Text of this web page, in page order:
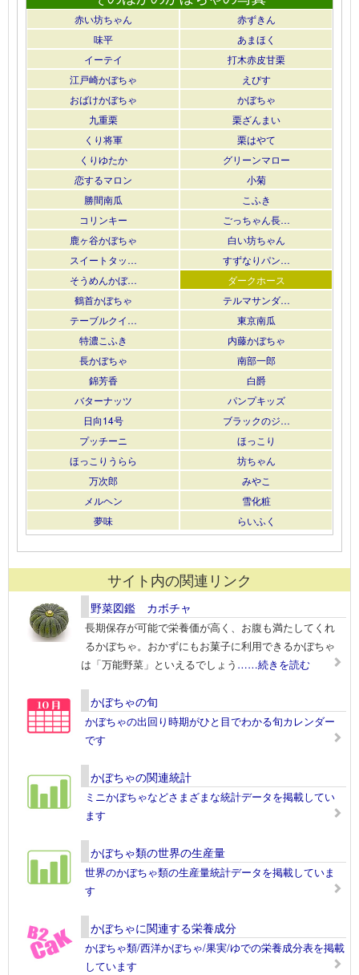
赤い坊ちゃん
赤ずきん
味平
あまほく
イーテイ
打木赤皮甘栗
江戸崎かぼちゃ
えびす
おばけかぼちゃ
かぼちゃ
九重栗
栗ざんまい
くり将軍
栗はやて
くりゆたか
グリーンマロー
恋するマロン
小菊
勝間南瓜
こふき
コリンキー
ごっちゃん長…
鹿ヶ谷かぼちゃ
白い坊ちゃん
スイートタッ…
すずなりパン…
そうめんかぼ…
ダークホース
鶴首かぼちゃ
テルマサンダ…
テーブルクイ…
東京南瓜
特濃こふき
内藤かぼちゃ
長かぼちゃ
南部一郎
錦芳香
白爵
バターナッツ
パンプキッズ
日向14号
ブラックのジ…
プッチーニ
ほっこり
ほっこりうらら
坊ちゃん
万次郎
みやこ
メルヘン
雪化粧
夢味
らいふく
サイト内の関連リンク
野菜図鑑 カボチャ
長期保存が可能で栄養価が高く、お腹も満たしてくれ
るかぼちゃ。おかずにもお菓子に利用できるかぼちゃ
は「万能野菜」といえるでしょう ……続きを読む
かぼちゃの旬
かぼちゃの出回り時期がひと目でわかる旬カレンダー
です
かぼちゃの関連統計
ミニかぼちゃなどさまざまな統計データを掲載してい
ます
かぼちゃ類の世界の生産量
世界のかぼちゃ類の生産量統計データを掲載していま
す
かぼちゃに関連する栄養成分
かぼちゃ類/西洋かぼちゃ/果実/ゆでの栄養成分表を掲載
しています